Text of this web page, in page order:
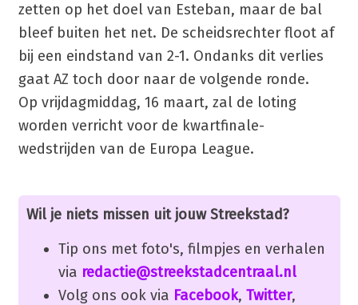
zetten op het doel van Esteban, maar de bal
bleef buiten het net. De scheidsrechter floot af
bij een eindstand van 2-1. Ondanks dit verlies
gaat AZ toch door naar de volgende ronde.
Op vrijdagmiddag, 16 maart, zal de loting
worden verricht voor de kwartfinale-
wedstrijden van de Europa League.
Wil je niets missen uit jouw Streekstad?
Tip ons met foto's, filmpjes en verhalen
via redactie@streekstadcentraal.nl
Volg ons ook via Facebook, Twitter,